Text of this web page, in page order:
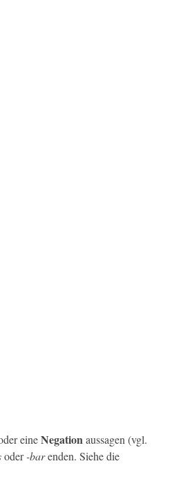
eineNegationaussagen (vgl.
oder-barenden. Siehe die